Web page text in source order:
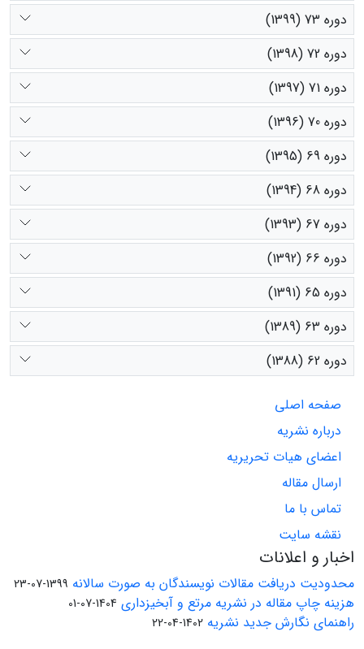
دوره 73 (1399)
دوره 72 (1398)
دوره 71 (1397)
دوره 70 (1396)
دوره 69 (1395)
دوره 68 (1394)
دوره 67 (1393)
دوره 66 (1392)
دوره 65 (1391)
دوره 63 (1389)
دوره 62 (1388)
صفحه اصلی
درباره نشریه
اعضای هیات تحریریه
ارسال مقاله
تماس با ما
نقشه سایت
اخبار و اعلانات
محدودیت دریافت مقالات نویسندگان به صورت سالانه 1399-07-23
هزینه چاپ مقاله در نشریه مرتع و آبخیزداری 1404-07-01
راهنمای نگارش جدید نشریه 1402-04-22